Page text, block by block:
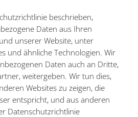
beschrieben,
Daten aus Ihren
unserer Website, unter
und ähnliche Technologien. Wir
Daten auch an Dritte,
weitergeben. Wir tun dies,
Websites zu zeigen, die
entspricht, und aus anderen
Datenschutzrichtlinie